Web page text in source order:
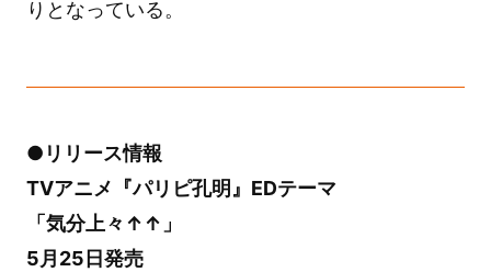
りとなっている。
●リリース情報
TVアニメ『パリピ孔明』EDテーマ
「気分上々↑↑」
5月25日発売